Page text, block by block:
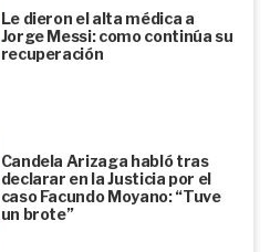
Le dieron el alta médica a
Jorge Messi: como continúa su
recuperación
Candela Arizaga habló tras
declarar en la Justicia por el
caso Facundo Moyano: “Tuve
un brote”